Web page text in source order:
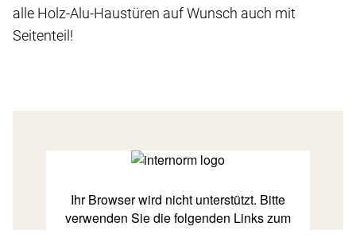
alle Holz-Alu-Haustüren auf Wunsch auch mit
Seitenteil!